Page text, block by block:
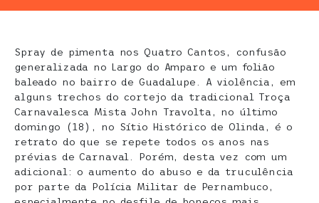
Spray de pimenta nos Quatro Cantos, confusão
generalizada no Largo do Amparo e um folião
baleado no bairro de Guadalupe. A violência, em
alguns trechos do cortejo da tradicional Troça
Carnavalesca Mista John Travolta, no último
domingo (18), no Sítio Histórico de Olinda, é o
retrato do que se repete todos os anos nas
prévias de Carnaval. Porém, desta vez com um
adicional: o aumento do abuso e da truculência
por parte da Polícia Militar de Pernambuco,